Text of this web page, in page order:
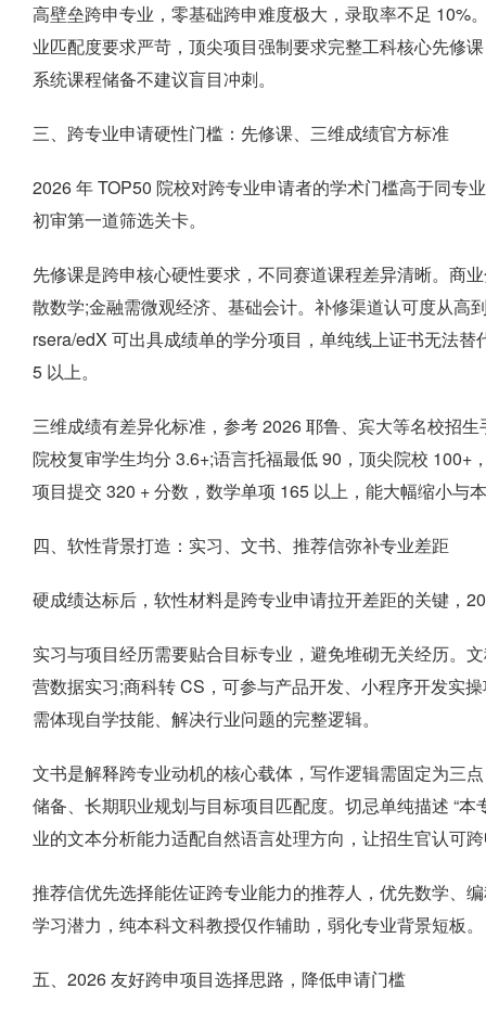
高壁垒跨申专业，零基础跨申难度极大，录取率不足 10%
业匹配度要求严苛，顶尖项目强制要求完整工科核心先修
系统课程储备不建议盲目冲刺。
三、跨专业申请硬性门槛：先修课、三维成绩官方标准
2026 年 TOP50 院校对跨专业申请者的学术门槛高于同专
初审第一道筛选关卡。
先修课是跨申核心硬性要求，不同赛道课程差异清晰。商
散数学;金融需微观经济、基础会计。补修渠道认可度从
rsera/edX 可出具成绩单的学分项目，单纯线上证书无法
5 以上。
三维成绩有差异化标准，参考 2026 耶鲁、宾大等名校招
院校复审学生均分 3.6+;语言托福最低 90，顶尖院校
项目提交 320 + 分数，数学单项 165 以上，能大幅缩小与
四、软性背景打造：实习、文书、推荐信弥补专业差距
硬成绩达标后，软性材料是跨专业申请拉开差距的关键，
实习与项目经历需要贴合目标专业，避免堆砌无关经历。
营数据实习;商科转 CS，可参与产品开发、小程序开发实
需体现自学技能、解决行业问题的完整逻辑。
文书是解释跨专业动机的核心载体，写作逻辑需固定为三
储备、长期职业规划与目标项目匹配度。切忌单纯描述 “
业的文本分析能力适配自然语言处理方向，让招生官认可
推荐信优先选择能佐证跨专业能力的推荐人，优先数学、
学习潜力，纯本科文科教授仅作辅助，弱化专业背景短板。
五、2026 友好跨申项目选择思路，降低申请门槛